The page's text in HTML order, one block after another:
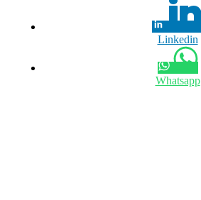
Linkedin
Whatsapp